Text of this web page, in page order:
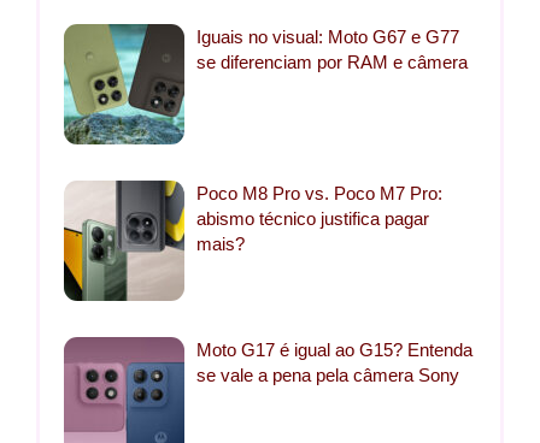
Iguais no visual: Moto G67 e G77
se diferenciam por RAM e câmera
Poco M8 Pro vs. Poco M7 Pro:
abismo técnico justifica pagar
mais?
Moto G17 é igual ao G15? Entenda
se vale a pena pela câmera Sony